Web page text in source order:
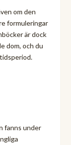
om den
formuleringar
är dock
dom, och du
fanns under